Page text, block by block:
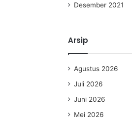
Desember 2021
Arsip
Agustus 2026
Juli 2026
Juni 2026
Mei 2026